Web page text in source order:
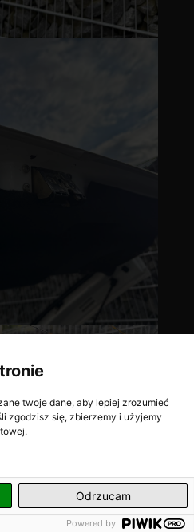
PL
twoje dane, aby lepiej zrozumieć
zgodzisz się, zbierzemy i użyjemy
Odrzucam
Powered by